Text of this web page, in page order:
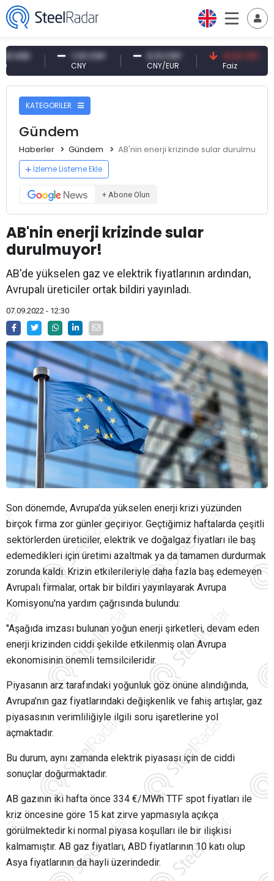
7,10 CNY
CNY
0,13 CNY
CNY/EUR
41,53 TRY
Faiz
KATEGORİLER
Gündem
Haberler Gündem AB'nin enerji krizinde sular durulmuyor!
İzleme Listeme Ekle
+ Abone Olun
AB'nin enerji krizinde sular
durulmuyor!
AB'de yükselen gaz ve elektrik fiyatlarının ardından,
Avrupalı üreticiler ortak bildiri yayınladı.
07.09.2022 - 12:30
Son dönemde, Avrupa'da yükselen enerji krizi yüzünden
birçok firma zor günler geçiriyor. Geçtiğimiz haftalarda çeşitli
sektörlerden üreticiler, elektrik ve doğalgaz fiyatları ile baş
edemedikleri için üretimi azaltmak ya da tamamen durdurmak
zorunda kaldı. Krizin etkilerileriyle daha fazla baş edemeyen
Avrupalı firmalar, ortak bir bildiri yayınlayarak Avrupa
Komisyonu'na yardım çağrısında bulundu:
"Aşağıda imzası bulunan yoğun enerji şirketleri, devam eden
enerji krizinden ciddi şekilde etkilenmiş olan Avrupa
ekonomisinin önemli temsilcileridir.
Piyasanın arz tarafındaki yoğunluk göz önüne alındığında,
Avrupa’nın gaz fiyatlarındaki değişkenlik ve fahiş artışlar, gaz
piyasasının verimliliğiyle ilgili soru işaretlerine yol
açmaktadır.
Bu durum, aynı zamanda elektrik piyasası için de ciddi
sonuçlar doğurmaktadır.
AB gazının iki hafta önce 334 €/MWh TTF spot fiyatları ile
kriz öncesine göre 15 kat zirve yapmasıyla açıkça
görülmektedir ki normal piyasa koşulları ile bir ilişkisi
kalmamıştır. AB gaz fiyatları, ABD fiyatlarının 10 katı olup
Asya fiyatlarının da hayli üzerindedir.